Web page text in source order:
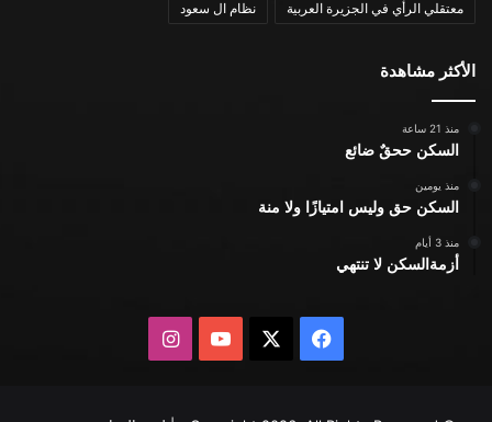
معتقلي الرأي في الجزيرة العربية نظام ال سعود
الأكثر مشاهدة
منذ 21 ساعة
السكن ححقٌ ضائع
منذ يومين
السكن حق وليس امتيازًا ولا منة
منذ 3 أيام
أزمةالسكن لا تنتهي
فيسبوك يوتيوبانستقرام